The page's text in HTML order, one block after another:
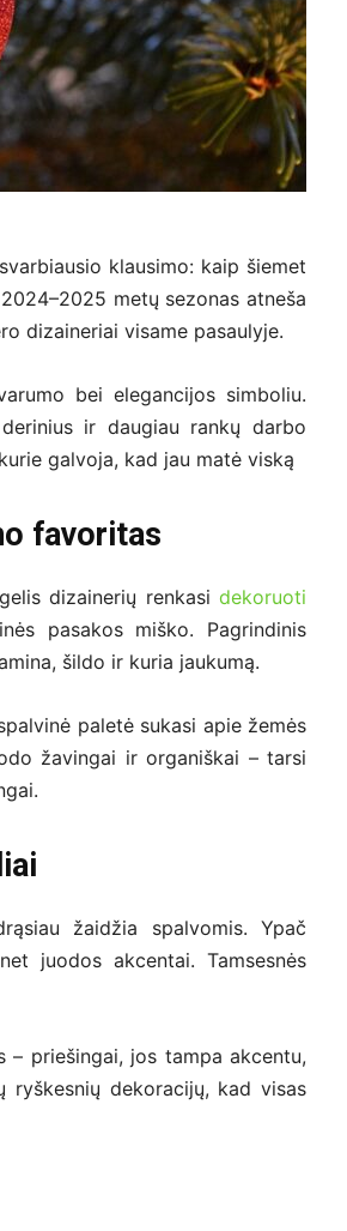
klausimo: kaip šiemet
metų sezonas atneša
dizaineriai visame pasaulyje.
bei elegancijos simboliu.
ir daugiau rankų darbo
galvoja, kad jau matė viską
favoritas
dizainerių renkasi dekoruoti
pasakos miško. Pagrindinis
šildo ir kuria jaukumą.
paletė sukasi apie žemės
žavingai ir organiškai – tarsi
žaidžia spalvomis. Ypač
juodos akcentai. Tamsesnės
priešingai, jos tampa akcentu,
ryškesnių dekoracijų, kad visas